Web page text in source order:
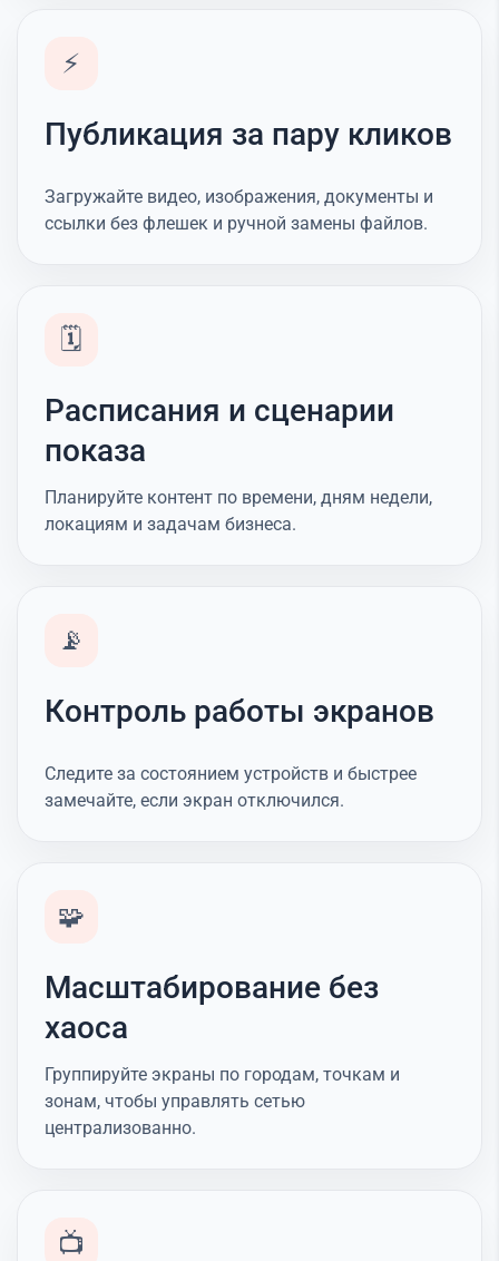
⚡
Публикация за пару кликов
Загружайте видео, изображения, документы и
ссылки без флешек и ручной замены файлов.
🗓️
Расписания и сценарии
показа
Планируйте контент по времени, дням недели,
локациям и задачам бизнеса.
📡
Контроль работы экранов
Следите за состоянием устройств и быстрее
замечайте, если экран отключился.
🧩
Масштабирование без
хаоса
Группируйте экраны по городам, точкам и
зонам, чтобы управлять сетью
централизованно.
📺